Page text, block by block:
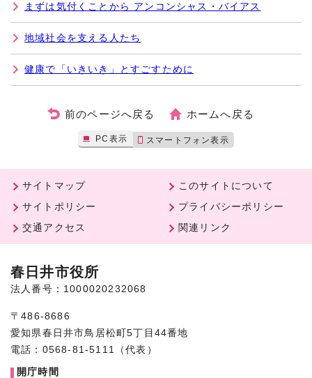
まずは気付くことから アンコンシャス・バイアス
地域社会を支える人たち
健康で「いきいき」とすごすために
前のページへ戻る ホームへ戻る
PC表示 スマートフォン表示
サイトマップ
このサイトについて
サイトポリシー
プライバシーポリシー
交通アクセス
関連リンク
春日井市役所
法人番号：1000020232068
〒486-8686
愛知県春日井市鳥居松町5丁目44番地
電話：0568-81-5111（代表）
開庁時間